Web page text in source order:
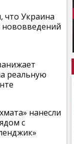
что Украина
нововведений
реальную
нанесли
с